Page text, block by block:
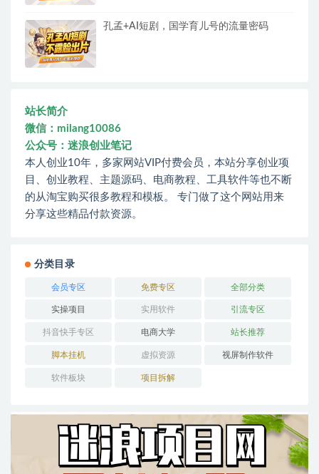
孔孟+AI短剧，国学育儿号的流量密码
站长简介
微信：milang10086
公众号：迷浪创业笔记
本人创业10年，多家网站VIP付费会员，本站分享创业项
目、创业教程、主题源码、电商教程、工具软件等也不断
的从淘宝购买很多教程和模板。 专门做了这个网站用来
分享这些精品付款资源。
分类目录
会员专区 免费专区 全部分类
实操项目 实用软件 引流专区
抖音快手专区 电商大学 站长推荐
脚本挂机 虚拟资源 视屏制作软件
软件板块 项目拆解